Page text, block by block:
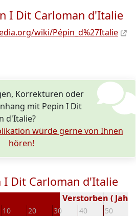
I Dit Carloman d'Italie
wiki/Pépin_d%27Italie
Korrekturen oder
mit Pepin I Dit
d'Italie?
würde gerne von Ihnen
hören!
I Dit Carloman d'Italie
10 20 30 40 50
Verstorben ( Jahr)